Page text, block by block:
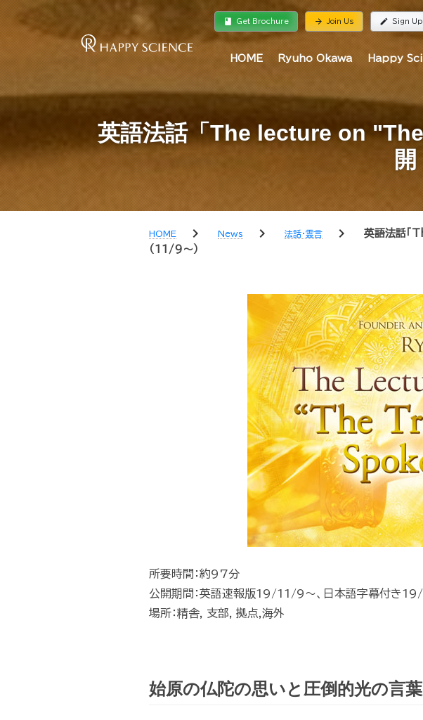
book Get Brochure arrow_forward Join Us edit Sign Up
HOME Ryuho Okawa Happy
英語法話「The lecture on
HOME chevron_right News chevron_right 法話・霊言 chevron_right
英語法話
（11/9～）
所要時間：約97分
公開期間：英語速報版19/11/9～、日本語字幕付き
場所：精舎, 支部, 拠点,海外
始原の仏陀の思いと圧倒的光の言